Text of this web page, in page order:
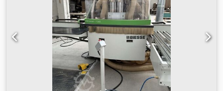
und Massivholzbearbeitung • Optionale zusätzliche
horizontale und vertikale Bohrspindeln • Entlastet CNC
Bearbeitungszentren • Optimale Ergänzung zu Nesting-
Maschinen